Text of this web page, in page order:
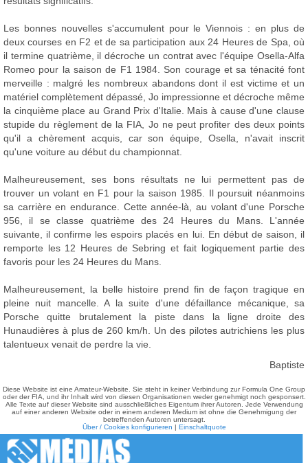
Les bonnes nouvelles s'accumulent pour le Viennois : en plus de
deux courses en F2 et de sa participation aux 24 Heures de Spa, où
il termine quatrième, il décroche un contrat avec l'équipe Osella-Alfa
Romeo pour la saison de F1 1984. Son courage et sa ténacité font
merveille : malgré les nombreux abandons dont il est victime et un
matériel complètement dépassé, Jo impressionne et décroche même
la cinquième place au Grand Prix d'Italie. Mais à cause d'une clause
stupide du règlement de la FIA, Jo ne peut profiter des deux points
qu'il a chèrement acquis, car son équipe, Osella, n'avait inscrit
qu'une voiture au début du championnat.
Malheureusement, ses bons résultats ne lui permettent pas de
trouver un volant en F1 pour la saison 1985. Il poursuit néanmoins
sa carrière en endurance. Cette année-là, au volant d'une Porsche
956, il se classe quatrième des 24 Heures du Mans. L'année
suivante, il confirme les espoirs placés en lui. En début de saison, il
remporte les 12 Heures de Sebring et fait logiquement partie des
favoris pour les 24 Heures du Mans.
Malheureusement, la belle histoire prend fin de façon tragique en
pleine nuit mancelle. A la suite d'une défaillance mécanique, sa
Porsche quitte brutalement la piste dans la ligne droite des
Hunaudières à plus de 260 km/h. Un des pilotes autrichiens les plus
talentueux venait de perdre la vie.
Baptiste
Diese Website ist eine Amateur-Website. Sie steht in keiner Verbindung zur Formula One Group
oder der FIA, und ihr Inhalt wird von diesen Organisationen weder genehmigt noch gesponsert.
Alle Texte auf dieser Website sind ausschließliches Eigentum ihrer Autoren. Jede Verwendung
auf einer anderen Website oder in einem anderen Medium ist ohne die Genehmigung der
betreffenden Autoren untersagt.
Über / Cookies konfigurieren | Einschaltquote